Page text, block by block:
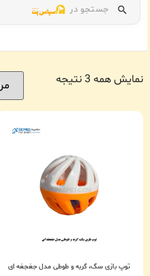
جستجو در
نمایش همه 3 نتیجه
توپ بازی سگ، گربه و طوطی مدل جغجغه‌ ای